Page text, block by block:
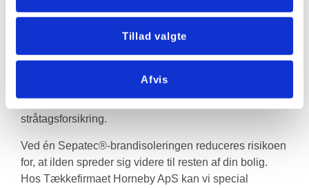
Tillad valgte
Afvis
resten af Nordsjælland. Med vores store erfaring som
tækkere og som tækkemand i Hillerød kan vi garantere
den bedste brandsikring til dit stråtækte hus i Hillerød.
beskytte taget mod brandfare, der også giver en
nødvendig tryghed i forhold til hus- og
stråtagsforsikring.
Ved én Sepatec®-brandisoleringen reduceres risikoen
for, at ilden spreder sig videre til resten af din bolig.
Hos Tækkefirmaet Horneby ApS kan vi special